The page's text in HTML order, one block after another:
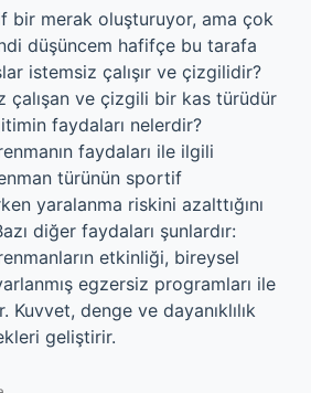
bir merak oluşturuyor, ama çok
düşüncem hafifçe bu tarafa
istemsiz çalışır ve çizgilidir?
çalışan ve çizgili bir kas türüdür
faydaları nelerdir?
faydaları ile ilgili
türünün sportif
yaralanma riskini azalttığını
diğer faydaları şunlardır:
etkinliği, bireysel
egzersiz programları ile
Kuvvet, denge ve dayanıklılık
geliştirir.